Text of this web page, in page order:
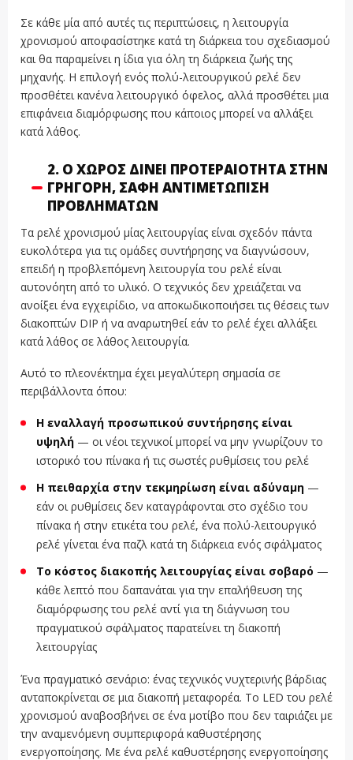
Σε κάθε μία από αυτές τις περιπτώσεις, η λειτουργία
χρονισμού αποφασίστηκε κατά τη διάρκεια του σχεδιασμού
και θα παραμείνει η ίδια για όλη τη διάρκεια ζωής της
μηχανής. Η επιλογή ενός πολύ-λειτουργικού ρελέ δεν
προσθέτει κανένα λειτουργικό όφελος, αλλά προσθέτει μια
επιφάνεια διαμόρφωσης που κάποιος μπορεί να αλλάξει
κατά λάθος.
2. Ο ΧΏΡΟΣ ΔΊΝΕΙ ΠΡΟΤΕΡΑΙΌΤΗΤΑ ΣΤΗΝ
ΓΡΉΓΟΡΗ, ΣΑΦΉ ΑΝΤΙΜΕΤΏΠΙΣΗ
ΠΡΟΒΛΗΜΆΤΩΝ
Τα ρελέ χρονισμού μίας λειτουργίας είναι σχεδόν πάντα
ευκολότερα για τις ομάδες συντήρησης να διαγνώσουν,
επειδή η προβλεπόμενη λειτουργία του ρελέ είναι
αυτονόητη από το υλικό. Ο τεχνικός δεν χρειάζεται να
ανοίξει ένα εγχειρίδιο, να αποκωδικοποιήσει τις θέσεις των
διακοπτών DIP ή να αναρωτηθεί εάν το ρελέ έχει αλλάξει
κατά λάθος σε λάθος λειτουργία.
Αυτό το πλεονέκτημα έχει μεγαλύτερη σημασία σε
περιβάλλοντα όπου:
Η εναλλαγή προσωπικού συντήρησης είναι
υψηλή — οι νέοι τεχνικοί μπορεί να μην γνωρίζουν το
ιστορικό του πίνακα ή τις σωστές ρυθμίσεις του ρελέ
Η πειθαρχία στην τεκμηρίωση είναι αδύναμη —
εάν οι ρυθμίσεις δεν καταγράφονται στο σχέδιο του
πίνακα ή στην ετικέτα του ρελέ, ένα πολύ-λειτουργικό
ρελέ γίνεται ένα παζλ κατά τη διάρκεια ενός σφάλματος
Το κόστος διακοπής λειτουργίας είναι σοβαρό —
κάθε λεπτό που δαπανάται για την επαλήθευση της
διαμόρφωσης του ρελέ αντί για τη διάγνωση του
πραγματικού σφάλματος παρατείνει τη διακοπή
λειτουργίας
Ένα πραγματικό σενάριο: ένας τεχνικός νυχτερινής βάρδιας
ανταποκρίνεται σε μια διακοπή μεταφορέα. Το LED του ρελέ
χρονισμού αναβοσβήνει σε ένα μοτίβο που δεν ταιριάζει με
την αναμενόμενη συμπεριφορά καθυστέρησης
ενεργοποίησης. Με ένα ρελέ καθυστέρησης ενεργοποίησης